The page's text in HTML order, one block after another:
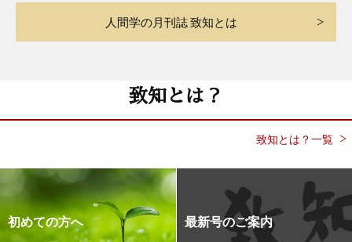
人間学の月刊誌 致知とは
致知とは？
致知とは？一覧
初めての方へ 最新号のご案内